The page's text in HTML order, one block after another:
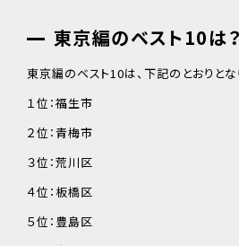
東京編のベスト10は？
東京編のベスト10は、下記のとおりとな
１位：福生市
２位：青梅市
３位：荒川区
４位：板橋区
５位：豊島区